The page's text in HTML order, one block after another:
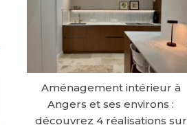
Aménagement intérieur à
Angers et ses environs :
découvrez 4 réalisations sur